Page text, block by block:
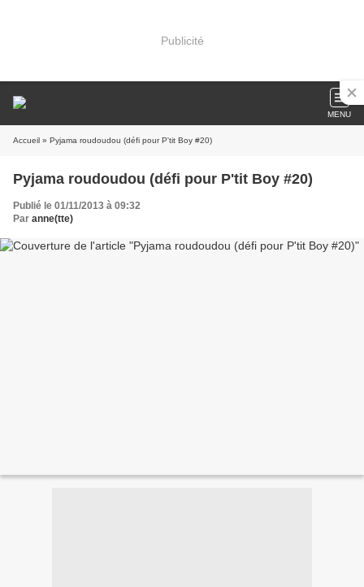
Publicité
MENU
Accueil » Pyjama roudoudou (défi pour P'tit Boy #20)
Pyjama roudoudou (défi pour P'tit Boy #20)
Publié le 01/11/2013 à 09:32
Par anne(tte)